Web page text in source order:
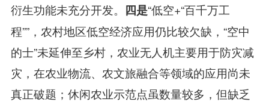
衍生功能未充分开发。 四是“低空+“百千万工
程””，农村地区低空经济应用仍比较欠缺，“空中
的士”未延伸至乡村，农业无人机主要用于防灾减
灾，在农业物流、农文旅融合等领域的应用尚未
真正破题；休闲农业示范点虽数量较多，但缺乏